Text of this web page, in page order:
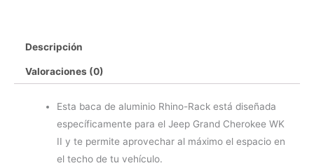
Descripción
Valoraciones (0)
Esta baca de aluminio Rhino-Rack está diseñada
específicamente para el Jeep Grand Cherokee WK
II y te permite aprovechar al máximo el espacio en
el techo de tu vehículo.